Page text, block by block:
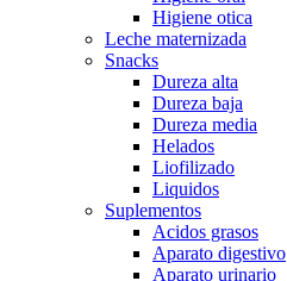
Higiene otica
Leche maternizada
Snacks
Dureza alta
Dureza baja
Dureza media
Helados
Liofilizado
Liquidos
Suplementos
Acidos grasos
Aparato digestivo
Aparato urinario